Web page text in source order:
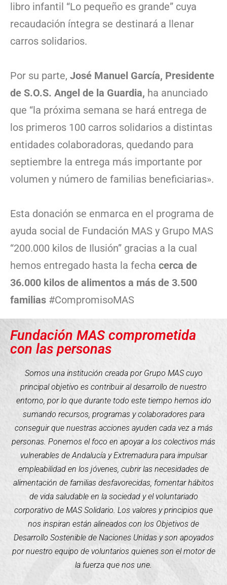
libro infantil “Lo pequeño es grande” cuya
recaudación íntegra se destinará a llenar
carros solidarios.
Por su parte, José Manuel García, Presidente
de S.O.S. Angel de la Guardia, ha anunciado
que “la próxima semana se hará entrega de
los primeros 100 carros solidarios a distintas
entidades colaboradoras, quedando para
septiembre la entrega más importante por
volumen y número de familias beneficiarias».
Esta donación se enmarca en el programa de
ayuda social de Fundación MAS y Grupo MAS
“200.000 kilos de Ilusión” gracias a la cual
hemos entregado hasta la fecha cerca de
36.000 kilos de alimentos a más de 3.500
familias #CompromisoMAS
Fundación MAS comprometida
con las personas
Somos una institución creada por Grupo MAS cuyo
principal objetivo es contribuir al desarrollo de nuestro
entorno, por lo que durante todo este tiempo hemos ido
sumando recursos, programas y colaboradores para
conseguir que nuestras acciones ayuden cada vez a más
personas. Ponemos el foco en apoyar a los colectivos más
vulnerables de Andalucía y Extremadura para impulsar
empleabilidad en los jóvenes, cubrir las necesidades de
alimentación de familias desfavorecidas, fomentar hábitos
de vida saludable en la sociedad y el voluntariado
corporativo de MAS Solidario. Los valores y principios que
nos inspiran están alineados con los Objetivos de
Desarrollo Sostenible de Naciones Unidas y son apoyados
por nuestro equipo de voluntarios quienes son el motor de
la fuerza que nos une.